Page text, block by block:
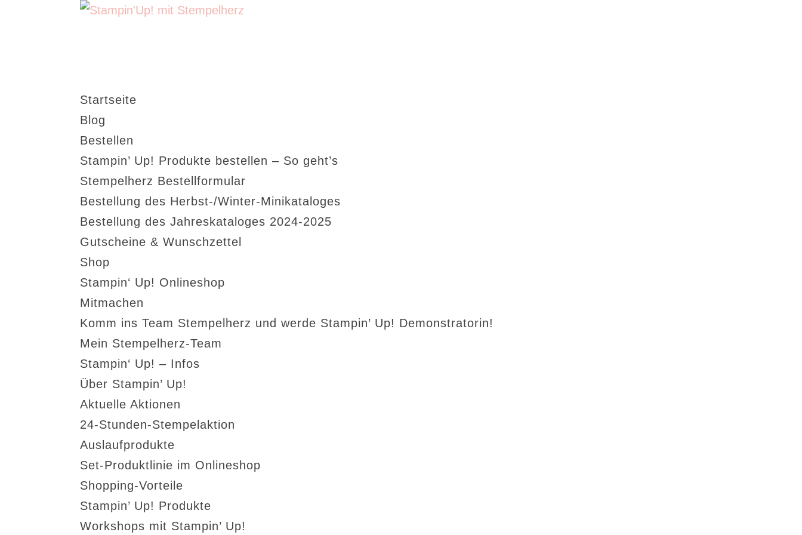
Startseite
Blog
Bestellen
Stampin’ Up! Produkte bestellen – So geht’s
Stempelherz Bestellformular
Bestellung des Herbst-/Winter-Minikataloges
Bestellung des Jahreskataloges 2024-2025
Gutscheine & Wunschzettel
Shop
Stampin‘ Up! Onlineshop
Mitmachen
Komm ins Team Stempelherz und werde Stampin’ Up! Demonstratorin!
Mein Stempelherz-Team
Stampin‘ Up! – Infos
Über Stampin’ Up!
Aktuelle Aktionen
24-Stunden-Stempelaktion
Auslaufprodukte
Set-Produktlinie im Onlineshop
Shopping-Vorteile
Stampin’ Up! Produkte
Workshops mit Stampin’ Up!